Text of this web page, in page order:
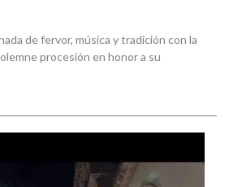
de fervor, música y tradición con la
procesión en honor a su